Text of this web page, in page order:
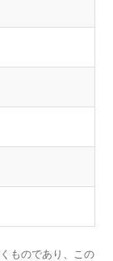
ものであり、この